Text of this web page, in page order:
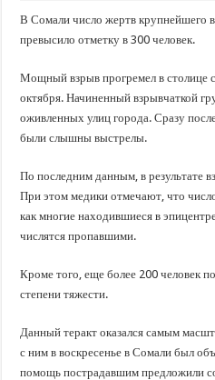
В Сомали число жертв крупнейшего
превысило отметку в 300 человек.
Мощный взрыв прогремел в столице
октября. Начиненный взрывчаткой
оживленных улиц города. Сразу
были слышны выстрелы.
По последним данным, в результате
При этом медики отмечают, что
как многие находившиеся в
числятся пропавшими.
Кроме того, еще более 200 человек
степени тяжести.
Данный теракт оказался самым
с ним в воскресенье в Сомали был
помощь пострадавшим предложили